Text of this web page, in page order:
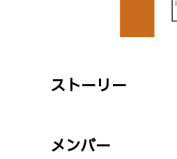
ストーリー
メンバー